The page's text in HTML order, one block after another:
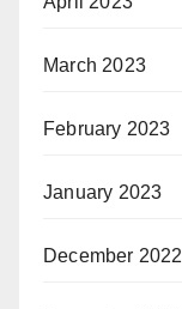
March 2023
February 2023
January 2023
December 2022